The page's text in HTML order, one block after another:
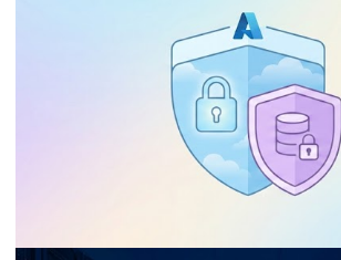
SQL Server 2025 - Finalmente
expressão regular (regex)
30 de dezembro de 2025 29 min de leitura